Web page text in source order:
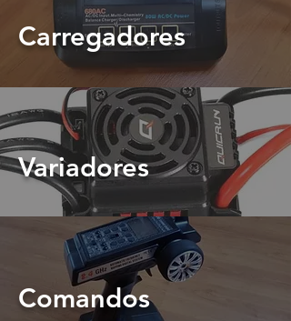
Carregadores
Variadores
Comandos